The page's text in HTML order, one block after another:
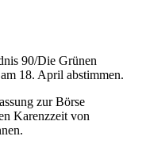
90/Die Grünen
18. April abstimmen.
zur Börse
Karenzzeit von